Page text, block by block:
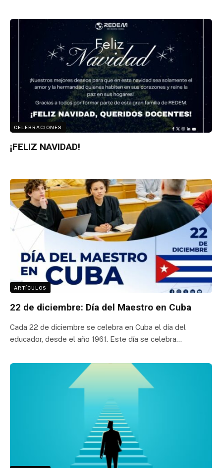
CELEBRACIONES
¡FELIZ NAVIDAD!
ARTÍCULOS
22 de diciembre: Día del Maestro en Cuba
Cada 22 de diciembre se celebra en Cuba el día del
educador, desde el año 1961. Este día se celebra…